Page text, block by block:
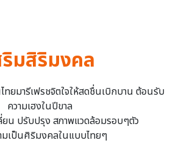
ริมสิริมงคล
ยมารีเฟรชจิตใจให้สดชื่นเบิกบาน ต้อนรับ
ความเฮงในปีขาล
ยน ปรับปรุง สภาพแวดล้อมรอบๆตัว
มเป็นศิริมงคลในแบบไทยๆ